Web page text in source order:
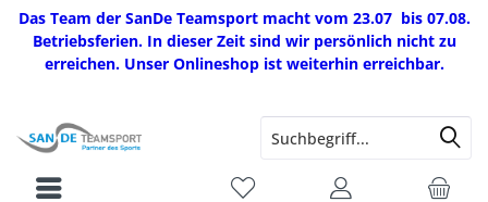
Das Team der SanDe Teamsport macht vom 23.07 bis 07.08.
Betriebsferien. In dieser Zeit sind wir persönlich nicht zu
erreichen. Unser Onlineshop ist weiterhin erreichbar.